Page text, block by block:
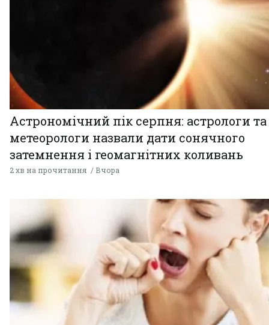
Астрономічний пік серпня: астрологи та
метеорологи назвали дати сонячного
затемнення і геомагнітних коливань
2 хв на прочитання Вчора